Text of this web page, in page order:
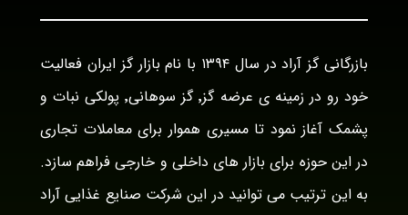
بازرگانی گز آراد در سال ۱۳۹۴ با نام بازار گز ایران فعالیت
خود رو در زمینه ی عرضه گز٬ گز سوهانی٬ پولکی نبات و
پشمک آغاز نمود تا مسیری هموار برای معاملات تجاری
در این حوزه برای بازار های داخلی و خارجی فراهم سازد.
به این ترتیب می توانید در این شرکت صنایع غذایی آراد